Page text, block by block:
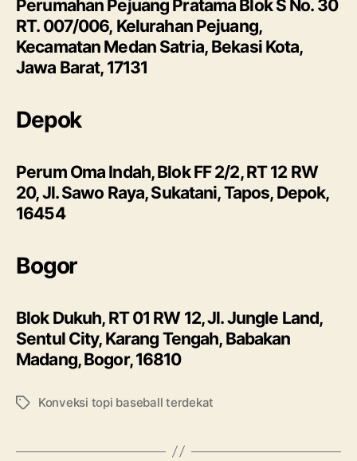
Perumahan Pejuang Pratama Blok S No. 30
RT. 007/006, Kelurahan Pejuang,
Kecamatan Medan Satria, Bekasi Kota,
Jawa Barat, 17131
Depok
Perum Oma Indah, Blok FF 2/2, RT 12 RW
20, Jl. Sawo Raya, Sukatani, Tapos, Depok,
16454
Bogor
Blok Dukuh, RT 01 RW 12, Jl. Jungle Land,
Sentul City, Karang Tengah, Babakan
Madang, Bogor, 16810
TagsKonveksi topi baseball terdekat